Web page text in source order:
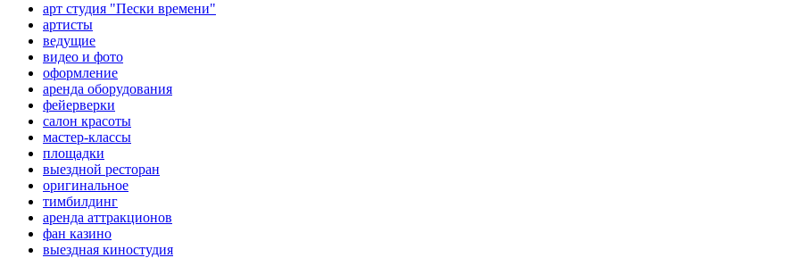
арт студия "Пески времени"
артисты
ведущие
видео и фото
оформление
аренда оборудования
фейерверки
салон красоты
мастер-классы
площадки
выездной ресторан
оригинальное
тимбилдинг
аренда аттракционов
фан казино
выездная киностудия